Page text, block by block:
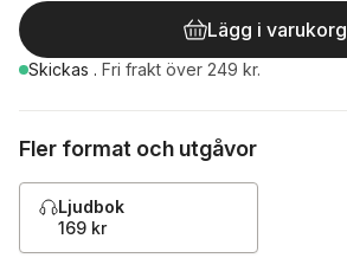
Lägg i varukorg
Skickas . Fri frakt över 249 kr.
Fler format och utgåvor
Ljudbok
169 kr